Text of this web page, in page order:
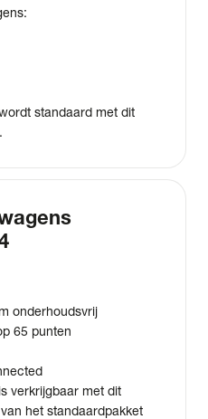
standaard met dit
onderhoudsvrij
65 punten
verkrijgbaar met dit
het standaardpakket